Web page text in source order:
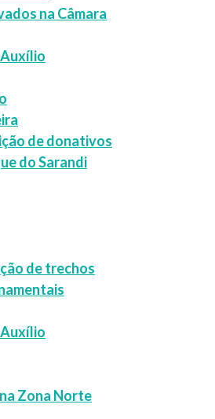
na Câmara
de donativos
do Sarandi
de trechos
Zona Norte